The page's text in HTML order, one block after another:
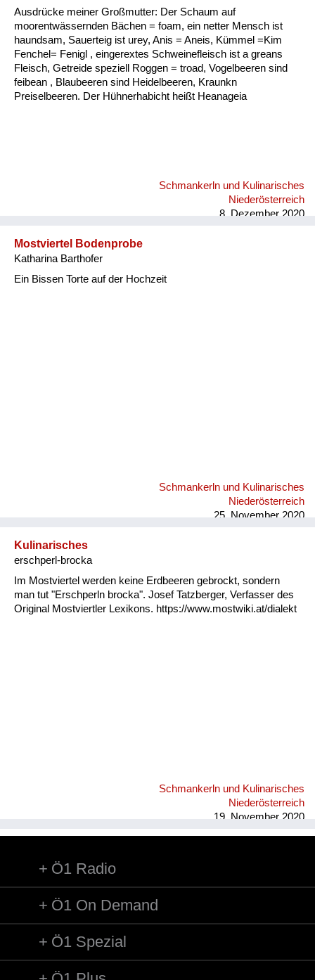
Ausdrücke meiner Großmutter: Der Schaum auf
moorentwässernden Bächen = foam, ein netter Mensch ist
haundsam, Sauerteig ist urey, Anis = Aneis, Kümmel =Kim
Fenchel= Fenigl , eingerextes Schweinefleisch ist a greans
Fleisch, Getreide speziell Roggen = troad, Vogelbeeren sind
feibean , Blaubeeren sind Heidelbeeren, Kraunkn
Preiselbeeren. Der Hühnerhabicht heißt Heanageia
Schmankerln und Kulinarisches
Niederösterreich
8. Dezember 2020
Mostviertel Bodenprobe
Katharina Barthofer
Ein Bissen Torte auf der Hochzeit
Schmankerln und Kulinarisches
Niederösterreich
25. November 2020
Kulinarisches
erschperl-brocka
Im Mostviertel werden keine Erdbeeren gebrockt, sondern
man tut "Erschperln brocka". Josef Tatzberger, Verfasser des
Original Mostviertler Lexikons. https://www.mostwiki.at/dialekt
Schmankerln und Kulinarisches
Niederösterreich
19. November 2020
Ö1 Radio
Ö1 On Demand
Ö1 Spezial